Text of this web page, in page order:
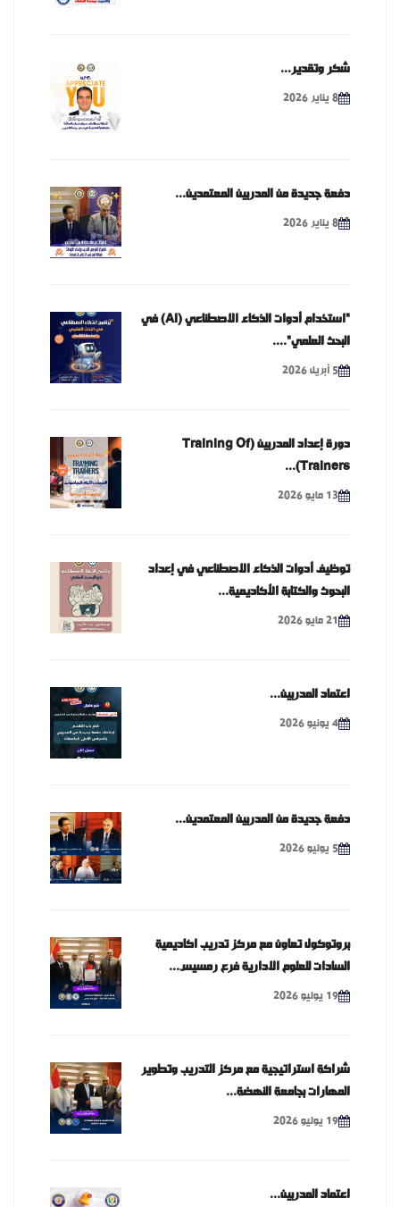
شكر وتقدير...
8 يناير 2026
دفعة جديدة من المدربين المعتمدين...
8 يناير 2026
"استخدام أدوات الذكاء الاصطناعي (AI) في
البحث العلمي"....
5 أبريل 2026
دورة إعداد المدربين (Training Of
Trainers)...
13 مايو 2026
توظيف أدوات الذكاء الاصطناعي في إعداد
البحوث والكتابة الأكاديمية...
21 مايو 2026
اعتماد المدربين...
4 يونيو 2026
دفعة جديدة من المدربين المعتمدين...
5 يوليو 2026
بروتوكول تعاون مع مركز تدريب اكاديمية
السادات للعلوم الادارية فرع رمسيس...
19 يوليو 2026
شراكة استراتيجية مع مركز التدريب وتطوير
المهارات بجامعة النهضة...
19 يوليو 2026
اعتماد المدربين...